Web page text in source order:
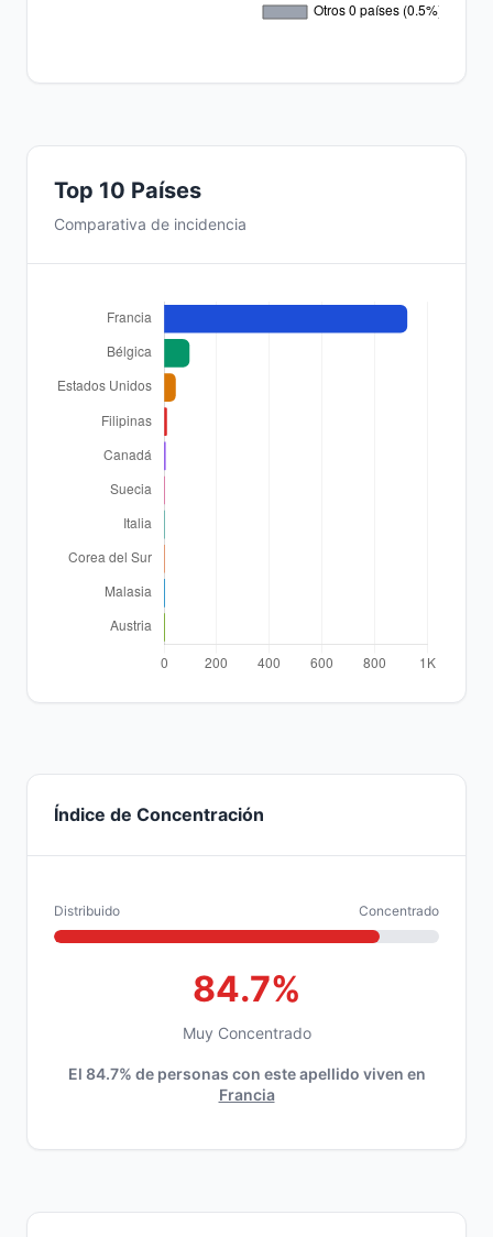
Top 10 Países
Comparativa de incidencia
Índice de Concentración
Distribuido Concentrado
84.7%
Muy Concentrado
El 84.7% de personas con este apellido viven en
Francia